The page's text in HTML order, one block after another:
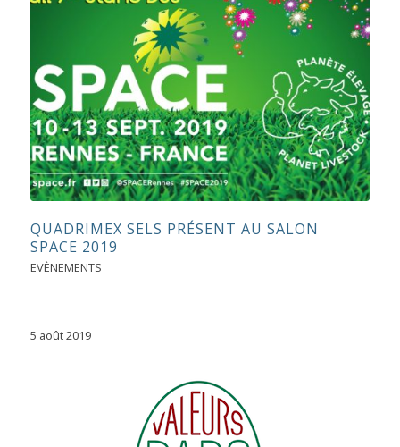
QUADRIMEX SELS PRÉSENT AU SALON
SPACE 2019
EVÈNEMENTS
5 août 2019